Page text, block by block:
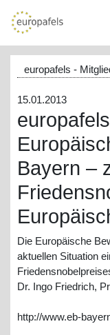
15.01.2013
Bayern –
Die Europäische
aktuellen Situation
Dr. Ingo Friedrich,
http://www.eb-